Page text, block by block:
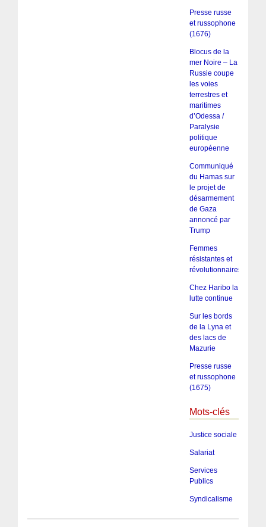
Presse russe
et russophone
(1676)
Blocus de la
mer Noire – La
Russie coupe
les voies
terrestres et
maritimes
d’Odessa /
Paralysie
politique
européenne
Communiqué
du Hamas sur
le projet de
désarmement
de Gaza
annoncé par
Trump
Femmes
résistantes et
révolutionnaires
Chez Haribo la
lutte continue
Sur les bords
de la Lyna et
des lacs de
Mazurie
Presse russe
et russophone
(1675)
Mots-clés
Justice sociale
Salariat
Services
Publics
Syndicalisme